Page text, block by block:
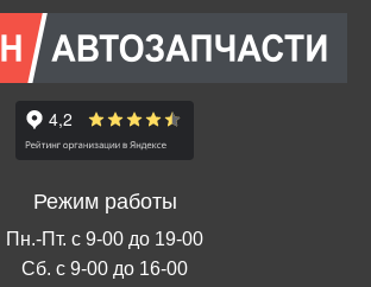
Режим работы
Пн.-Пт. с 9-00 до 19-00
Сб. с 9-00 до 16-00